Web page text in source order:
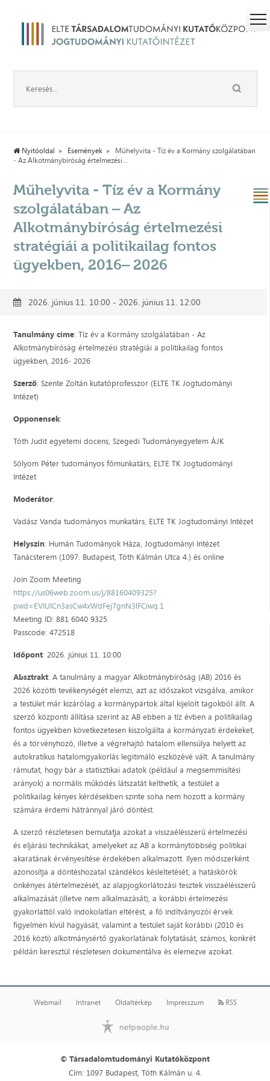
Nyitóoldal Események
Műhelyvita - Tíz év a Kormány szolgálatában
‒ Az Alkotmánybíróság értelmezési...
Műhelyvita - Tíz év a Kormány
szolgálatában ‒ Az
Alkotmánybíróság értelmezési
stratégiái a politikailag fontos
ügyekben, 2016‒ 2026
2026. június 11. 10:00 - 2026. június 11. 12:00
Tanulmány címe: Tíz év a Kormány szolgálatában ‒ Az
Alkotmánybíróság értelmezési stratégiái a politikailag fontos
ügyekben, 2016‒ 2026
Szerző: Szente Zoltán kutatóprofesszor (ELTE TK Jogtudományi
Intézet)
Opponensek:
Tóth Judit egyetemi docens, Szegedi Tudományegyetem ÁJK
Sólyom Péter tudományos főmunkatárs, ELTE TK Jogtudományi
Intézet
Moderátor:
Vadász Vanda tudományos munkatárs, ELTE TK Jogtudományi Intézet
Helyszín: Humán Tudományok Háza, Jogtudományi Intézet
Tanácsterem (1097. Budapest, Tóth Kálmán Utca 4.) és online
Join Zoom Meeting
https://us06web.zoom.us/j/88160409325?
pwd=EVIUlCn3asCw4xWdFej7gnN3lFCiwq.1
Meeting ID: 881 6040 9325
Passcode: 472518
Időpont: 2026. június 11. 10:00
Absztrakt: A tanulmány a magyar Alkotmánybíróság (AB) 2016 és
2026 közötti tevékenységét elemzi, azt az időszakot vizsgálva, amikor
a testület már kizárólag a kormánypártok által kijelölt tagokból állt. A
szerző központi állítása szerint az AB ebben a tíz évben a politikailag
fontos ügyekben következetesen kiszolgálta a kormányzati érdekeket,
és a törvényhozó, illetve a végrehajtó hatalom ellensúlya helyett az
autokratikus hatalomgyakorlás legitimáló eszközévé vált. A tanulmány
rámutat, hogy bár a statisztikai adatok (például a megsemmisítési
arányok) a normális működés látszatát kelthetik, a testület a
politikailag kényes kérdésekben szinte soha nem hozott a kormány
számára érdemi hátránnyal járó döntést.
A szerző részletesen bemutatja azokat a visszaélésszerű értelmezési
és eljárási technikákat, amelyeket az AB a kormánytöbbség politikai
akaratának érvényesítése érdekében alkalmazott. Ilyen módszerként
azonosítja a döntéshozatal szándékos késleltetését, a hatáskörök
önkényes átértelmezését, az alapjogkorlátozási tesztek visszaélésszerű
alkalmazását (illetve nem alkalmazását), a korábbi értelmezési
gyakorlattól való indokolatlan eltérést, a fő indítványozói érvek
figyelmen kívül hagyását, valamint a testület saját korábbi (2010 és
2016 közti) alkotmánysértő gyakorlatának folytatását, számos, konkrét
példán keresztül részletesen dokumentálva és elemezve azokat.
Webmail Intranet Oldaltérkép Impresszum RSS
© Társadalomtudományi Kutatóközpont
Cím: 1097 Budapest, Tóth Kálmán u. 4.